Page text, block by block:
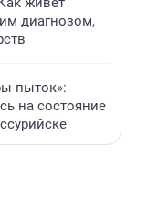
диагнозом,
пыток»:
на состояние